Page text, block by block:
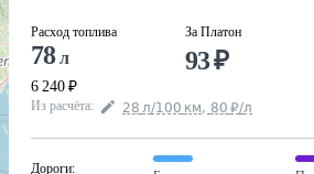
Расход топлива
78л
6 240 ₽
За Платон
93₽
Из расчёта: 28 л/100 км, 80 ₽/л
Дороги: